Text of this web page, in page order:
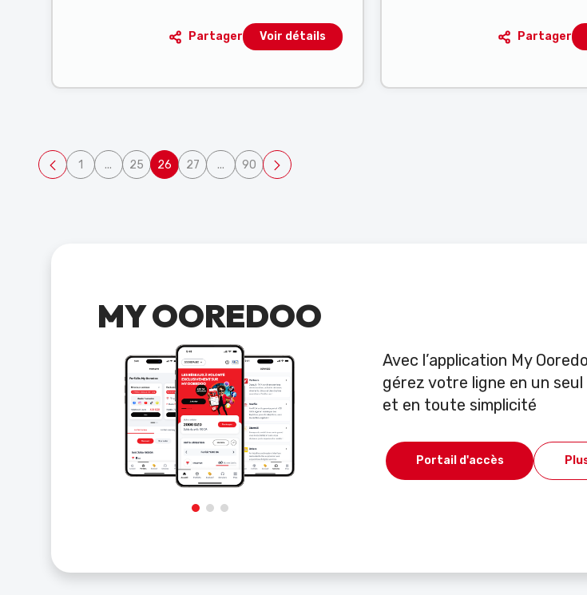
Partager
Voir détails
renouvelé entre Ooredoo et le
nouvelle manière de vivre le
Partager
Page
1 ...Pages intermédiaires Utilisez TAB pour naviguer.
Page
25 Page
26 Page
27 ...Pages intermédiaires Utilisez TAB pour naviguer.
Page
90
MY OOREDOO
Avec l’application My
gérez votre ligne en un seul
et en toute simplicité
Portail d'accès